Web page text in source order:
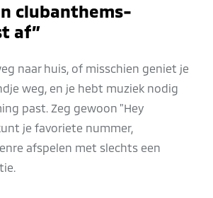
clubanthems-
af”
naar huis, of misschien geniet je
weg, en je hebt muziek nodig
past. Zeg gewoon "Hey
je favoriete nummer,
afspelen met slechts een